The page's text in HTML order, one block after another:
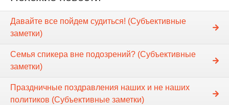
Давайте все пойдем судиться! (Субъективные
заметки)
Семья спикера вне подозрений? (Субъективные
заметки)
Праздничные поздравления наших и не наших
политиков (Субъективные заметки)